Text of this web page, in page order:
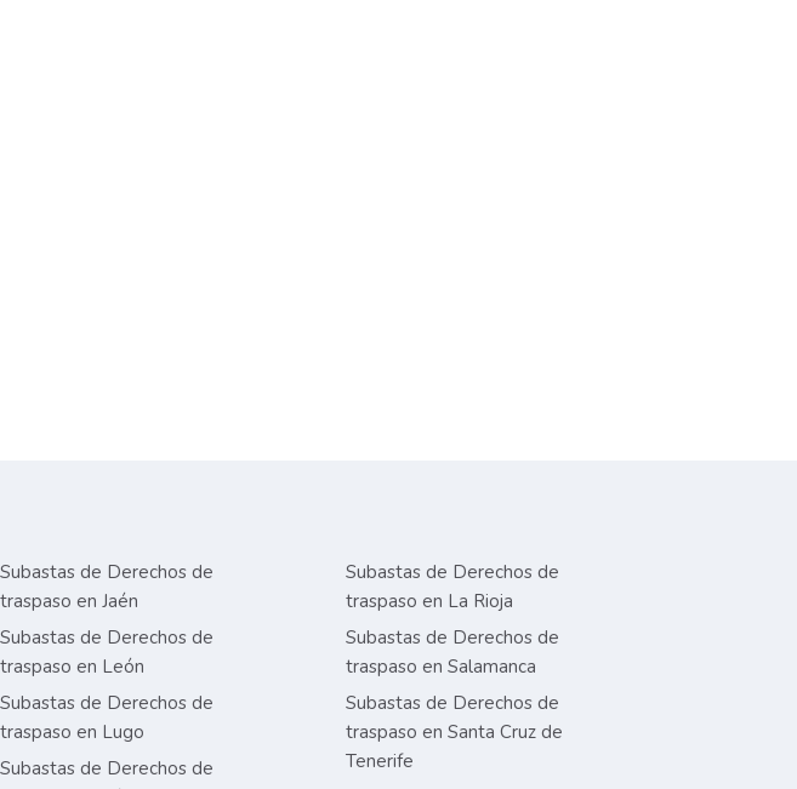
Subastas de Derechos de
traspaso en Jaén
Subastas de Derechos de
traspaso en León
Subastas de Derechos de
traspaso en Lugo
Subastas de Derechos de
Subastas de Derechos de
traspaso en La Rioja
Subastas de Derechos de
traspaso en Salamanca
Subastas de Derechos de
traspaso en Santa Cruz de
Tenerife